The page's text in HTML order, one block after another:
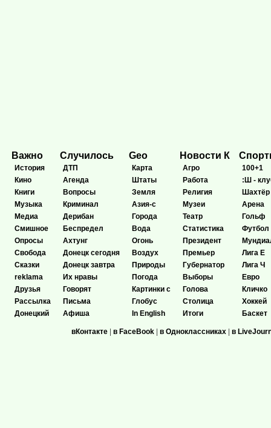
Важно
История
Кино
Книги
Музыка
Медиа
Смишное
Опросы
Свобода
Сказки
reklama
Друзья
Рассылка
Донецкий
Случилось
ДТП
Агенда
Вопросы
Криминал
Дерибан
Беспредел
Ахтунг
Донецк сегодня
Донецк завтра
Их нравы
Говорят
Письма
Афиша
Geo
Карта
Штаты
Земля
Азия-с
Города
Вода
Огонь
Воздух
Природы
Погода
Картинки с
Глобус
In English
Новости К
Агро
Работа
Религия
Музеи
Театр
Статистика
Президент
Премьер
Губернатор
Выборы
Голова
Столица
Итоги
100+1
:Ш -
Шахтёр
Арена
Гольф
Футбол
Лига Е
Лига Ч
Евро
Кличко
Хоккей
Баскет
вКонтакте | в FaceBook | в Одноклассниках | в